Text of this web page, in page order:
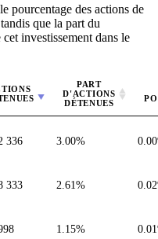
pourcentage des actions de
que la part du
investissement dans le
PART
D'ACTIONS
DÉTENUES
336 3.00%
333 2.61%
1.15%